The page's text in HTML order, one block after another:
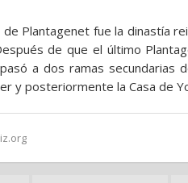
de Plantagenet fue la dinastía
de que el último
a dos ramas secundarias
y posteriormente la Casa de